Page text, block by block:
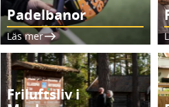
Padelbanor
Läs mer
Friluftsliv i